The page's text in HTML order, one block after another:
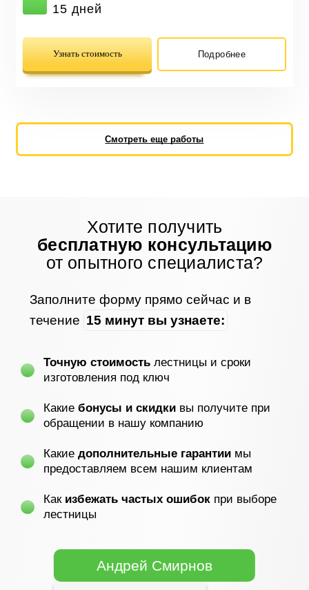
15 дней
Узнать стоимость Подробнее
Смотреть еще работы
Хотите получить
бесплатную консультацию
от опытного специалиста?
Заполните форму прямо сейчас и в
течение 15 минут вы узнаете:
Точную стоимость лестницы и сроки
изготовления под ключ
Какие бонусы и скидки вы получите при
обращении в нашу компанию
Какие дополнительные гарантии мы
предоставляем всем нашим клиентам
Какизбежать частых ошибок при выборе
лестницы
Андрей Смирнов